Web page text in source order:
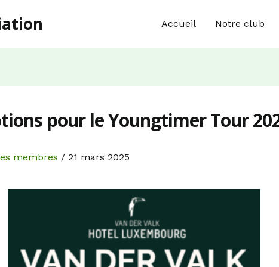
Accueil Notre club
pour le Youngtimer Tour
membres / 21 mars 2025